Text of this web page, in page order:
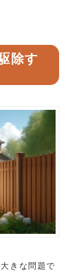
除す
きな問題で